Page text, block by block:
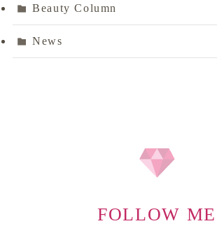
Beauty Column
News
FOLLOW ME